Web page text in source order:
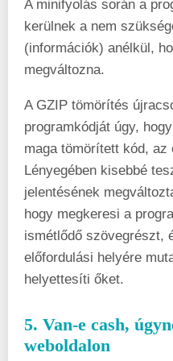
A minifyolás során a
kerülnek a nem
(információk) anélkül,
megváltozna.
A GZIP tömörítés
programkódját úgy,
maga tömörített kód, az
Lényegében kisebbé
jelentésének
hogy megkeresi a
ismétlődő szövegrészt,
előfordulási helyére
helyettesíti őket.
5. Van-e cash,
weboldalon